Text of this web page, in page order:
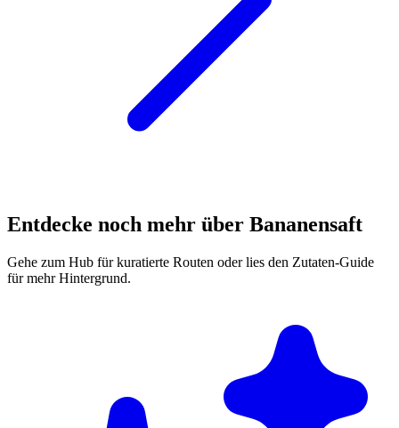
Entdecke noch mehr über Bananensaft
Gehe zum Hub für kuratierte Routen oder lies den Zutaten-Guide
für mehr Hintergrund.